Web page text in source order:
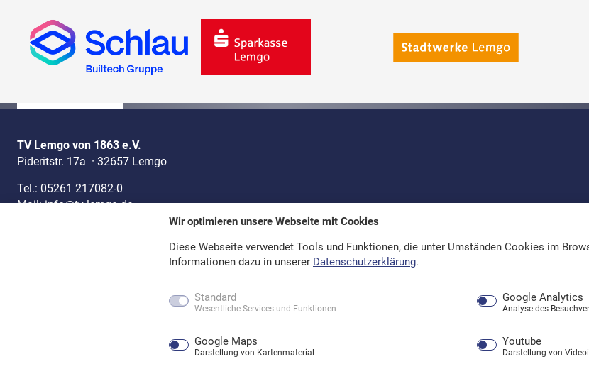
TV Lemgo von 1863 e.V.
Pideritstr. 17a · 32657 Lemgo
Tel.: 05261 217082-0
Mail:info@tv-lemgo.de
Wir optimieren unsere Webseite mit Cookies
Diese Webseite verwendet Tools und Funktionen, die unter Umständen Cookies im
Informationen dazu in unserer Datenschutzerklärung.
Standard
Wesentliche Services und Funktionen
Google Analytics
Analyse des
Google Maps
Darstellung von Kartenmaterial
Youtube
Darstellung von